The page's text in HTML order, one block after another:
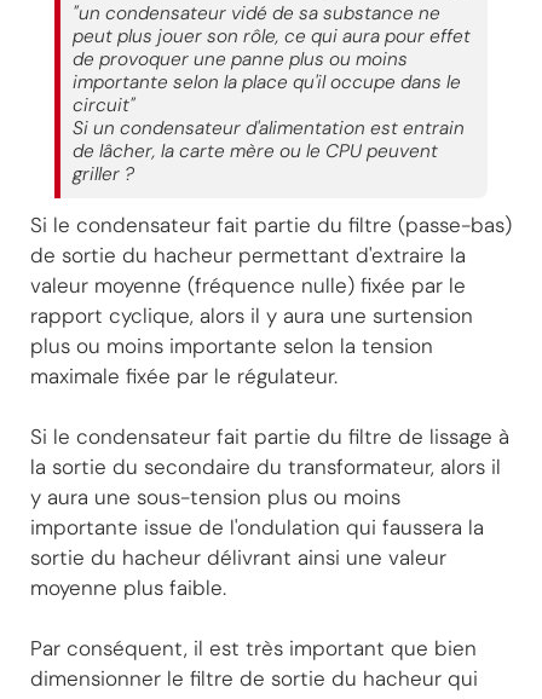
"un condensateur vidé de sa substance ne
peut plus jouer son rôle, ce qui aura pour effet
de provoquer une panne plus ou moins
importante selon la place qu'il occupe dans le
circuit"
Si un condensateur d'alimentation est entrain
de lâcher, la carte mère ou le CPU peuvent
griller ?
Si le condensateur fait partie du filtre (passe-bas)
de sortie du hacheur permettant d'extraire la
valeur moyenne (fréquence nulle) fixée par le
rapport cyclique, alors il y aura une surtension
plus ou moins importante selon la tension
maximale fixée par le régulateur.
Si le condensateur fait partie du filtre de lissage à
la sortie du secondaire du transformateur, alors il
y aura une sous-tension plus ou moins
importante issue de l'ondulation qui faussera la
sortie du hacheur délivrant ainsi une valeur
moyenne plus faible.
Par conséquent, il est très important que bien
dimensionner le filtre de sortie du hacheur qui